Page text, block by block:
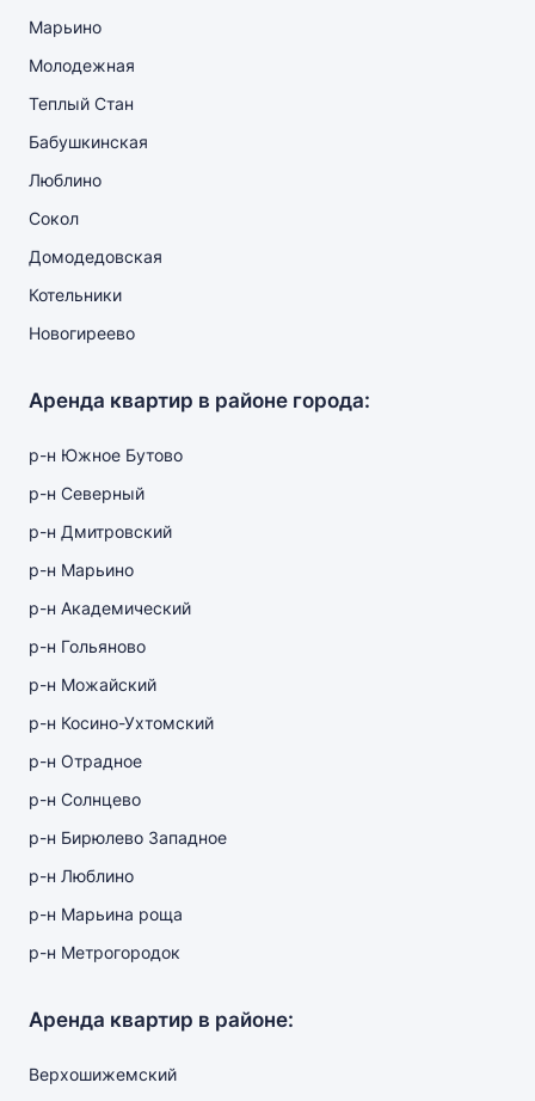
Марьино
Молодежная
Теплый Стан
Бабушкинская
Люблино
Сокол
Домодедовская
Котельники
Новогиреево
Аренда квартир в районе города:
р-н Южное Бутово
р-н Северный
р-н Дмитровский
р-н Марьино
р-н Академический
р-н Гольяново
р-н Можайский
р-н Косино-Ухтомский
р-н Отрадное
р-н Солнцево
р-н Бирюлево Западное
р-н Люблино
р-н Марьина роща
р-н Метрогородок
Аренда квартир в районе:
Верхошижемский